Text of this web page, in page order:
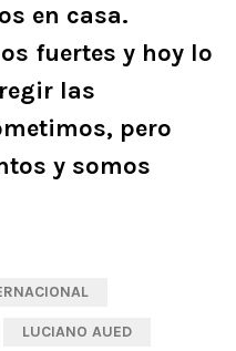
en casa.
fuertes y hoy lo
las
pero
y somos
LUCIANO AUED